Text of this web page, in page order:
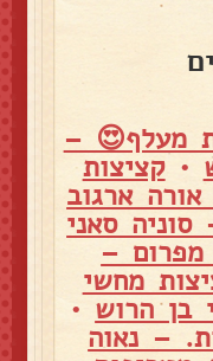
מעלף😍 –
•קציצות
ארגוב
סאני
מפרום –
מחשי
בן הרוש •
– נאוה